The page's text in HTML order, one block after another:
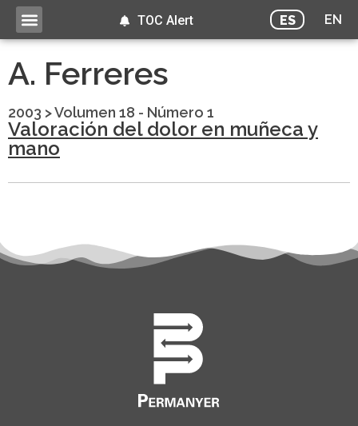
ES EN
TOC Alert
A. Ferreres
2003 >Volumen 18 - Número 1
Valoración del dolor en muñeca y
mano